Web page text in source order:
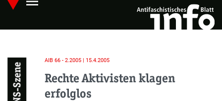
Skip
main
Hauptmenü öffnen
NS-Szene
AIB 66 - 2.2005 | 15.4.2005
Rechte Aktivisten klagen
erfolglos